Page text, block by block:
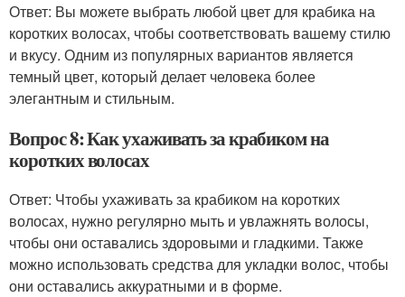
Ответ: Вы можете выбрать любой цвет для крабика на
коротких волосах, чтобы соответствовать вашему стилю
и вкусу. Одним из популярных вариантов является
темный цвет, который делает человека более
элегантным и стильным.
Вопрос 8: Как ухаживать за крабиком на
коротких волосах
Ответ: Чтобы ухаживать за крабиком на коротких
волосах, нужно регулярно мыть и увлажнять волосы,
чтобы они оставались здоровыми и гладкими. Также
можно использовать средства для укладки волос, чтобы
они оставались аккуратными и в форме.